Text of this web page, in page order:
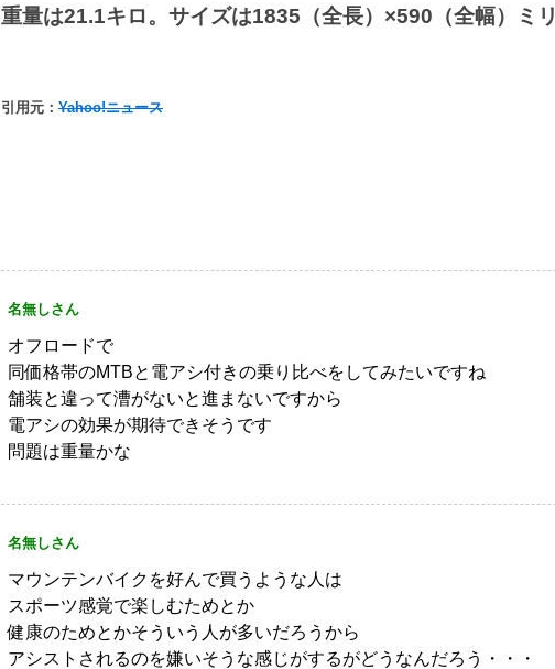
重量は21.1キロ。サイズは1835（全長）×590（全幅）ミリ
引用元： Yahoo!ニュース
名無しさん
オフロードで
同価格帯のMTBと電アシ付きの乗り比べをしてみたいですね
舗装と違って漕がないと進まないですから
電アシの効果が期待できそうです
問題は重量かな
名無しさん
マウンテンバイクを好んで買うような人は
スポーツ感覚で楽しむためとか
健康のためとかそういう人が多いだろうから
アシストされるのを嫌いそうな感じがするがどうなんだろう・・・